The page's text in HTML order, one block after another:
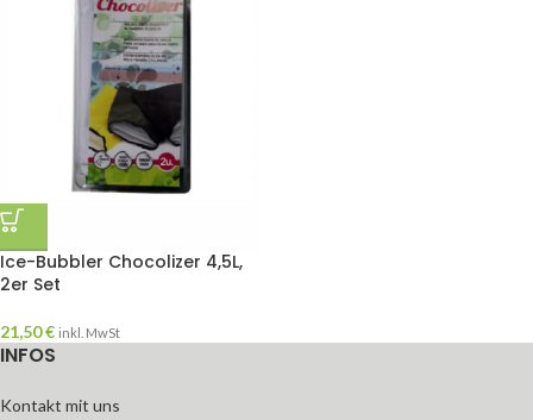
Ice-Bubbler Chocolizer 4,5L,
2er Set
21,50€ inkl. MwSt
INFOS
Kontakt mit uns